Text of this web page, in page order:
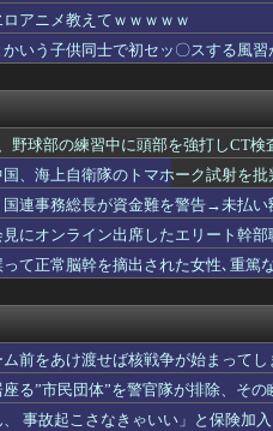
OB選抜（三嶋・大和・雄洋）一昨年
、今年も虐殺された朝鮮人犠牲者ら
苦しむ [8/8]
パイすぎて万バズしてしまう
神商品を販売
フトバンク、7回表1アウト二塁から
てずっと歩いてる男の正体ｗｗｗｗ
してもエチエチボデーを披露
アウラの角の色が変更できること
...？」
急死
私が妊娠して悪阻時期に耐え難くな
～」という人が気に障る。でも老若
木彩艶の獲得へ増額オファーを準備
」、失職wwwwwww
てずっと歩いてる男の正体ｗｗｗｗ
」、失職wwwwwww
超えた「キャンセル界隈」が流行っ
ロアニメ教えてｗｗｗｗｗ
かいう子供同士で初セッ〇スする風
、野球部の練習中に頭部を強打しCT
国、海上自衛隊のトマホーク試射を
国連事務総長が資金難を警告→未払
見にオンライン出席したエリート幹
って正常脳幹を摘出された女性､重
ム前をあけ渡せば核戦争が始まっ
座る”市民団体”を警官隊が排除、そ
、 事故起こさなきゃいい」と保険加